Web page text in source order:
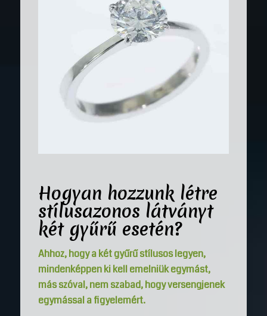
Hogyan hozzunk létre
stílusazonos látványt
két gyűrű esetén?
Ahhoz, hogy a két gyűrű stílusos legyen,
mindenképpen ki kell emelniük egymást,
más szóval, nem szabad, hogy versengjenek
egymással a figyelemért.